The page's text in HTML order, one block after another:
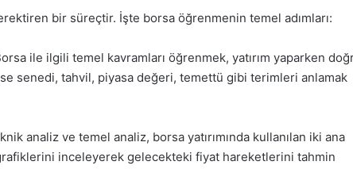
bir süreçtir. İşte borsa öğrenmenin temel adımları:
ile ilgili temel kavramları öğrenmek, yatırım yaparken
senedi, tahvil, piyasa değeri, temettü gibi terimleri anlamak
analiz ve temel analiz, borsa yatırımında kullanılan iki ana
inceleyerek gelecekteki fiyat hareketlerini tahmin